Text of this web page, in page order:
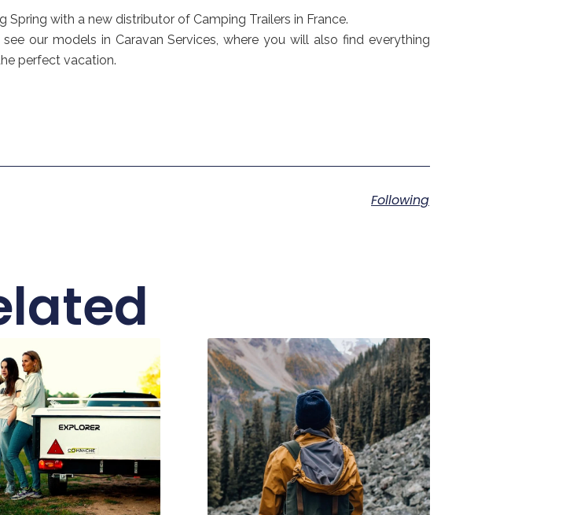
Spring with a new distributor of Camping Trailers in France.
our models in Caravan Services , where you will also find everything
perfect vacation.
Following